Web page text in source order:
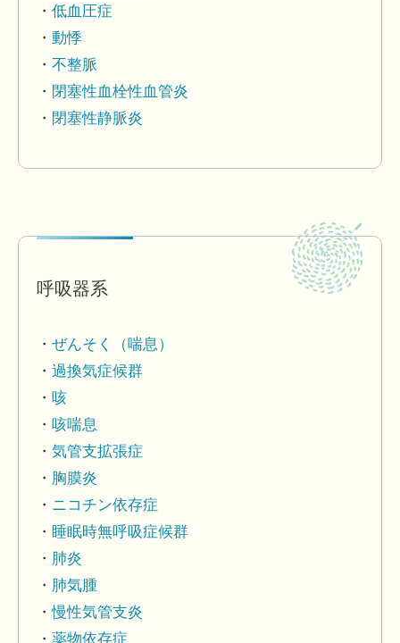
低血圧症
動悸
不整脈
閉塞性血栓性血管炎
閉塞性静脈炎
呼吸器系
ぜんそく（喘息）
過換気症候群
咳
咳喘息
気管支拡張症
胸膜炎
ニコチン依存症
睡眠時無呼吸症候群
肺炎
肺気腫
慢性気管支炎
薬物依存症